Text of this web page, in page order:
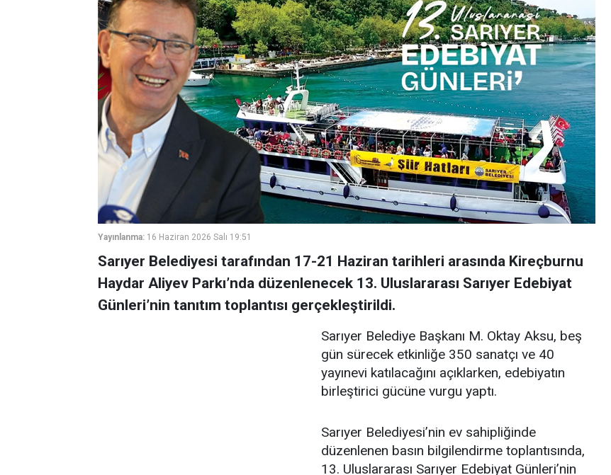
Yayınlanma: 16 Haziran 2026 Salı 19:51
Sarıyer Belediyesi tarafından 17-21 Haziran tarihleri arasında Kireçburnu
Haydar Aliyev Parkı’nda düzenlenecek 13. Uluslararası Sarıyer Edebiyat
Günleri’nin tanıtım toplantısı gerçekleştirildi.
Sarıyer Belediye Başkanı M. Oktay Aksu, beş
gün sürecek etkinliğe 350 sanatçı ve 40
yayınevi katılacağını açıklarken, edebiyatın
birleştirici gücüne vurgu yaptı.
Sarıyer Belediyesi’nin ev sahipliğinde
düzenlenen basın bilgilendirme toplantısında,
13. Uluslararası Sarıyer Edebiyat Günleri’nin